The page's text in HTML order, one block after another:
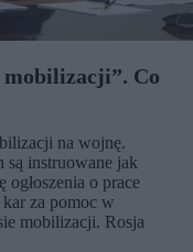
mobilizacji”. Co
na wojnę.
są instruowane jak
o prace
za pomoc w
mobilizacji. Rosja